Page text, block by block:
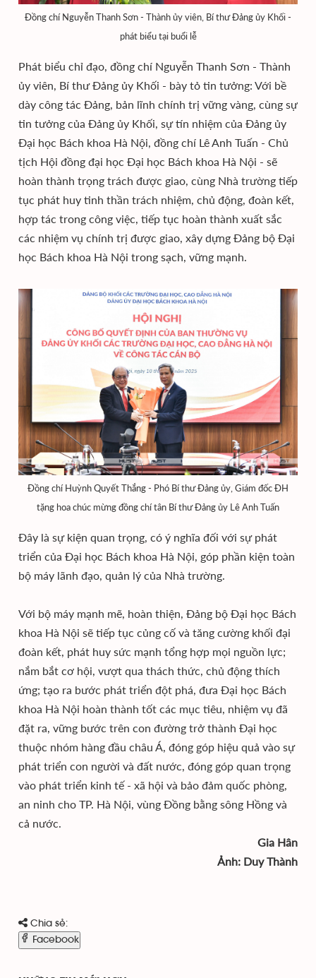
Đồng chí Nguyễn Thanh Sơn - Thành ủy viên, Bí thư Đảng ủy Khối -
phát biểu tại buổi lễ
Phát biểu chỉ đạo, đồng chí Nguyễn Thanh Sơn - Thành
ủy viên, Bí thư Đảng ủy Khối - bày tỏ tin tưởng: Với bề
dày công tác Đảng, bản lĩnh chính trị vững vàng, cùng sự
tin tưởng của Đảng ủy Khối, sự tín nhiệm của Đảng ủy
Đại học Bách khoa Hà Nội, đồng chí Lê Anh Tuấn - Chủ
tịch Hội đồng đại học Đại học Bách khoa Hà Nội - sẽ
hoàn thành trọng trách được giao, cùng Nhà trường tiếp
tục phát huy tinh thần trách nhiệm, chủ động, đoàn kết,
hợp tác trong công việc, tiếp tục hoàn thành xuất sắc
các nhiệm vụ chính trị được giao, xây dựng Đảng bộ Đại
học Bách khoa Hà Nội trong sạch, vững mạnh.
Đồng chí Huỳnh Quyết Thắng - Phó Bí thư Đảng ủy, Giám đốc ĐH
tặng hoa chúc mừng đồng chí tân Bí thư Đảng ủy Lê Anh Tuấn
Đây là sự kiện quan trọng, có ý nghĩa đối với sự phát
triển của Đại học Bách khoa Hà Nội, góp phần kiện toàn
bộ máy lãnh đạo, quản lý của Nhà trường.
Với bộ máy mạnh mẽ, hoàn thiện, Đảng bộ Đại học Bách
khoa Hà Nội sẽ tiếp tục củng cố và tăng cường khối đại
đoàn kết, phát huy sức mạnh tổng hợp mọi nguồn lực;
nắm bắt cơ hội, vượt qua thách thức, chủ động thích
ứng; tạo ra bước phát triển đột phá, đưa Đại học Bách
khoa Hà Nội hoàn thành tốt các mục tiêu, nhiệm vụ đã
đặt ra, vững bước trên con đường trở thành Đại học
thuộc nhóm hàng đầu châu Á, đóng góp hiệu quả vào sự
phát triển con người và đất nước, đóng góp quan trọng
vào phát triển kinh tế - xã hội và bảo đảm quốc phòng,
an ninh cho TP. Hà Nội, vùng Đồng bằng sông Hồng và
cả nước.
Gia Hân
Ảnh: Duy Thành
Chia sẻ:
Facebook